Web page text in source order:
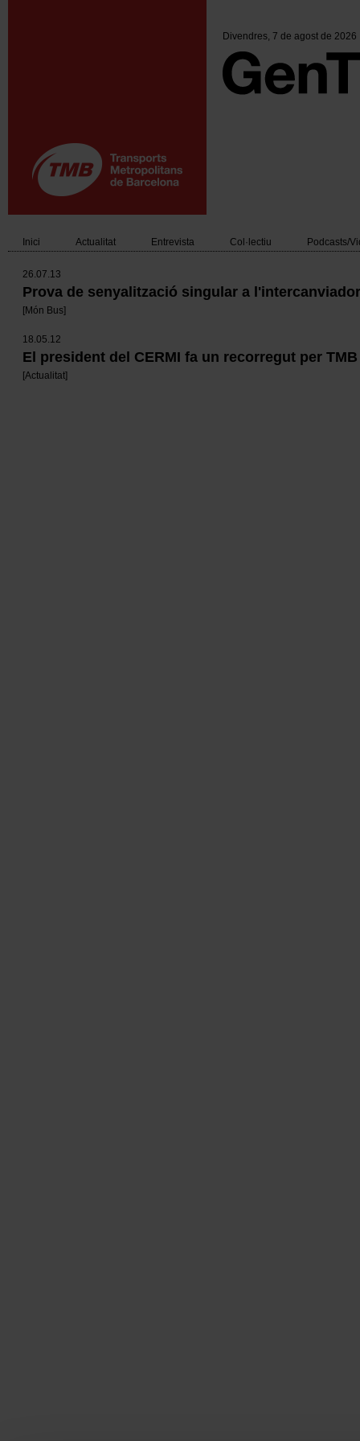
Divendres, 7 de agost de 2026
Main
navigation
Inici Actualitat Entrevista Col·lectiu Podcasts/
26.07.13
Prova de senyalització singular a
[Món Bus]
18.05.12
El president del CERMI fa un recorregut per TMB
[Actualitat]